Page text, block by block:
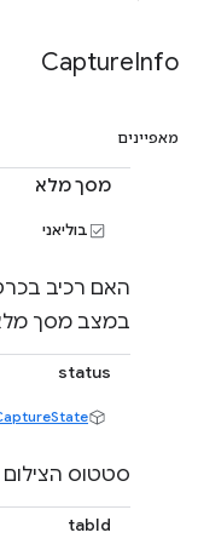
CaptureInfo
מאפיינים
מסך מלא
בוליאני
האם רכיב
במצב מסך
status
סטטוס
tabId